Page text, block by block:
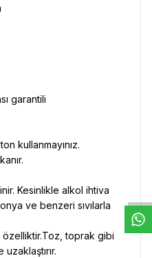
garantili
kullanmayınız.
Kesinlikle alkol ihtiva
ve benzeri sıvılarla
toprak gibi